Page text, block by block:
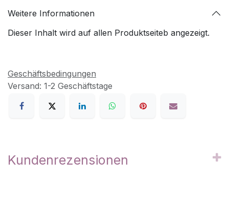
Weitere Informationen
Dieser Inhalt wird auf allen Produktseiteb angezeigt.
Geschäftsbedingungen
Versand: 1-2 Geschäftstage
Kundenrezensionen